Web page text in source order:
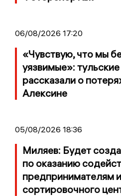
06/08/2026 17:20
«Чувствую, что мы
уязвимые»:
рассказали о
Алексине
05/08/2026 18:36
Миляев: Будет
по оказанию
предпринимателям
сортировочного